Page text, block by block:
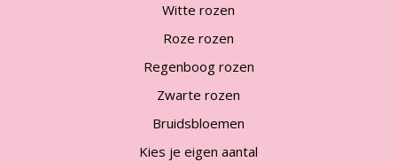
Witte rozen
Roze rozen
Regenboog rozen
Zwarte rozen
Bruidsbloemen
Kies je eigen aantal